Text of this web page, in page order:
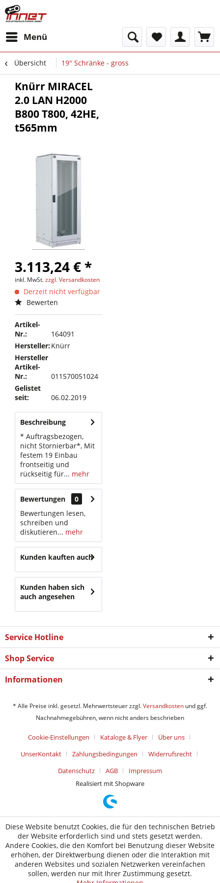
Menü
Übersicht 19" Schränke - gross
Knürr MIRACEL
2.0 LAN H2000
B800 T800, 42HE,
t565mm
3.113,24 € *
inkl. MwSt.zzgl. Versandkosten
Derzeit nicht verfügbar
Bewerten
Artikel-
Nr.:
164091
Hersteller:Knürr
Hersteller
Artikel-
Nr.:
011570051024
Gelistet
seit:
06.02.2019
Beschreibung
* Auftragsbezogen,
nicht Stornierbar*, Mit
festem 19 Einbau
frontseitig und
rückseitig für... mehr
Bewertungen
0
Bewertungen lesen,
schreiben und
diskutieren... mehr
Kunden kauften auch
Kunden haben sich
auch angesehen
Service Hotline
Shop Service
Informationen
* Alle Preise inkl. gesetzl. Mehrwertsteuer zzgl.Versandkosten und ggf.
Nachnahmegebühren, wenn nicht anders beschrieben
Cookie-Einstellungen Kataloge & Flyer
Über uns
UnserKontakt
Zahlungsbedingungen
Widerrufsrecht
Datenschutz
AGB
Impressum
Realisiert mit Shopware
Diese Website benutzt Cookies, die für den technischen Betrieb
der Website erforderlich sind und stets gesetzt werden.
Andere Cookies, die den Komfort bei Benutzung dieser Website
erhöhen, der Direktwerbung dienen oder die Interaktion mit
anderen Websites und sozialen Netzwerken vereinfachen
sollen, werden nur mit Ihrer Zustimmung gesetzt.